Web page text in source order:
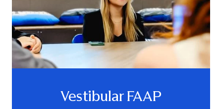
Vestibular FAAP